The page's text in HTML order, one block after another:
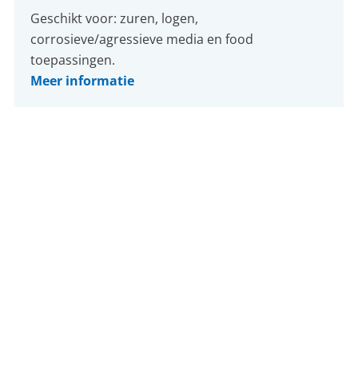
Geschikt voor: zuren, logen,
corrosieve/agressieve media en food
toepassingen.
Meer informatie